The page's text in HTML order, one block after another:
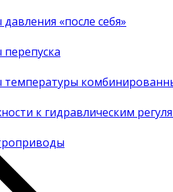
«после себя»
перепуска
температуры
к гидравлическим